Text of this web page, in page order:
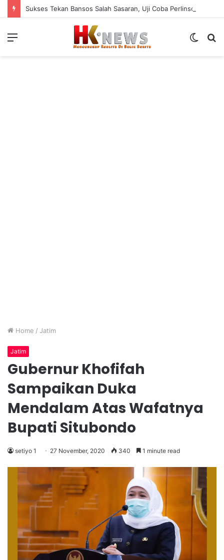
Menu
Switch
Home / Jatim
Jatim
Gubernur Khofifah
Sampaikan Duka
Mendalam Atas Wafatnya
Bupati Situbondo
setiyo 1 27 November, 2020 340 1 minute read